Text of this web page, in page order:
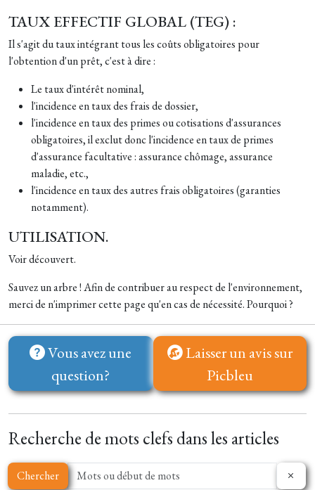
TAUX EFFECTIF GLOBAL (TEG) :
Il s'agit du taux intégrant tous les coûts obligatoires pour
l'obtention d'un prêt, c'est à dire :
Le taux d'intérêt nominal,
l'incidence en taux des frais de dossier,
l'incidence en taux des primes ou cotisations d'assurances
obligatoires, il exclut donc l'incidence en taux de primes
d'assurance facultative : assurance chômage, assurance
maladie, etc.,
l'incidence en taux des autres frais obligatoires (garanties
notamment).
UTILISATION.
Voir découvert.
Sauvez un arbre ! Afin de contribuer au respect de l'environnement,
merci de n'imprimer cette page qu'en cas de nécessité. Pourquoi ?
Vous avez une
question?
Laisser un avis sur
Picbleu
Recherche de mots clefs dans les articles
Chercher